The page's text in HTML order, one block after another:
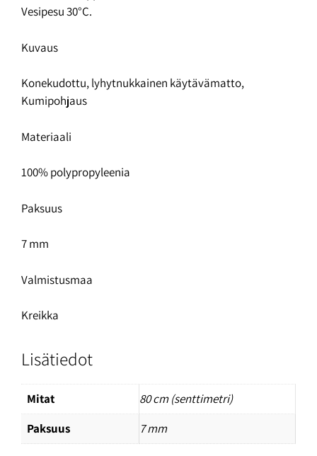
Vesipesu 30°C.
Kuvaus
Konekudottu, lyhytnukkainen käytävämatto,
Kumipohjaus
Materiaali
100% polypropyleenia
Paksuus
7 mm
Valmistusmaa
Kreikka
Lisätiedot
Mitat
80 cm (senttimetri)
Paksuus
7 mm